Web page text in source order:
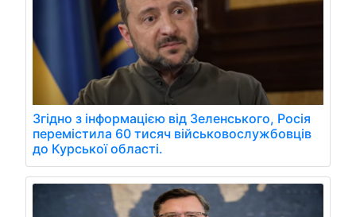
Згідно з інформацією від Зеленського, Росія
перемістила 60 тисяч військовослужбовців
до Курської області.